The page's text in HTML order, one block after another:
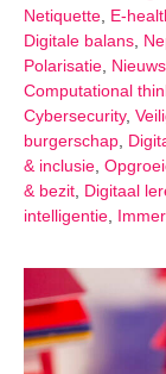
Netiquette E-
Digitale balans
Polarisatie
Computational
Cybersecurity,
burgerschap
& inclusie
& bezit Digitaal
intelligentie